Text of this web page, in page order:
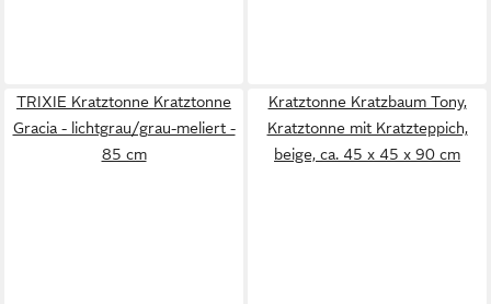
TRIXIE Kratztonne Kratztonne
Gracia - lichtgrau/grau-meliert -
85 cm
Kratztonne Kratzbaum Tony,
Kratztonne mit Kratzteppich,
beige, ca. 45 x 45 x 90 cm